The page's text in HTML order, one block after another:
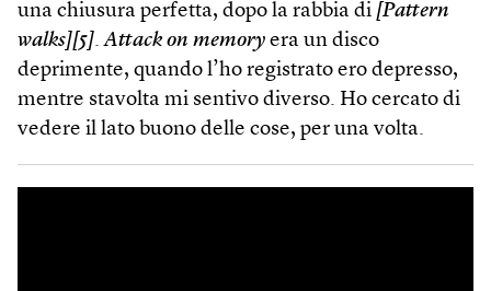
una chiusura perfetta, dopo la rabbia di [Pattern
walks][5].Attack on memory era un disco
deprimente, quando l’ho registrato ero depresso,
mentre stavolta mi sentivo diverso. Ho cercato di
vedere il lato buono delle cose, per una volta.